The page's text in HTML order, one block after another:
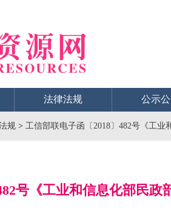
法律法规 公示
规 > 工信部联电子函〔2018〕482号《工
号《工业和信息化部民